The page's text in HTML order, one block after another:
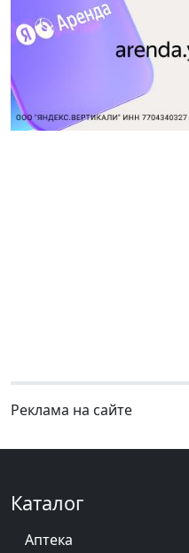
Реклама на сайте
Каталог
Аптека